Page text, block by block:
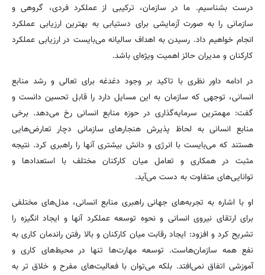
درست بشناسیم. ما در سازمان، ترکیبی از عملکرد فردی، گروهی و
سازمانی را به صورت آزمایشی برای دستیابی به بهترین ارزیابی عملکرد
انجام خواهیم داد. رسیدن به اهداف سالیانه می‌بایست در ارزیابی عملکرد
کارکنان و مدیران حائز اهمیت ویژه‌ای باشد.
در ادامه داور نظری با تاکید بر وجود دغدغه برای تعالی و رشد منابع
انسانی، توجهی که سازمان به این مسایل دارد را قابل تحسین دانست و
گفت: مهمترین سرمایه‌گذاری در حوزه منابع انسانی رخ می‌دهد. برخی
منابع انسانی به لحاظ پذیرش هنجارهای سازمانی دچار تعارض‌هایی
هستند که می‌بایست با انرژی و دانش بیشتری آنها را راهبری کرد. نتیجه
مثبت در همکاری و تعامل میان کارکنان مختلف با استعدادها و
توانایی‌های متفاوت به دست می‌آید.
او با اشاره به تجربه‌های جهانی راهبری منابع انسانی، مدل‌های مختلفی
برای ارتقای نیروی انسانی و نحوه توسعه عملکرد آنها و ایجاد انگیزه را
تشریح کرد و افزود: ایجاد رقابت میان کارکنان و بالا رفتن راندمان کاری به
نفع همه سازمان‌هاست. توسعه مهارت‌ها تنها در محیط‌های کاری و
آموزشی اتفاق نمی‌افتد. بلکه می‌توان با فعالیت‌های مفرح و خلاق تر به